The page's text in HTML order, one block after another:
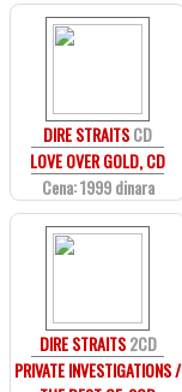
DIRE STRAITSCD
LOVE OVER GOLD, CD
Cena: 1999 dinara
DIRE STRAITS2CD
PRIVATE INVESTIGATIONS /